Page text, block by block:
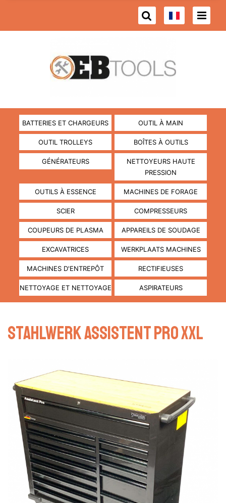
BATTERIES ET CHARGEURS OUTIL À MAIN
OUTIL TROLLEYS BOÎTES À OUTILS
GÉNÉRATEURS
NETTOYEURS HAUTE
PRESSION
OUTILS À ESSENCE MACHINES DE FORAGE
SCIER COMPRESSEURS
COUPEURS DE PLASMA APPAREILS DE SOUDAGE
EXCAVATRICES WERKPLAATS MACHINES
MACHINES D'ENTREPÔT RECTIFIEUSES
NETTOYAGE ET NETTOYAGE ASPIRATEURS
Stahlwerk assistent pro XXL